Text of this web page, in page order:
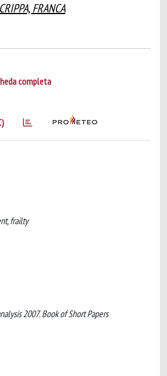
CRIPPA, FRANCA
completa
frailty
2007. Book of Short Papers